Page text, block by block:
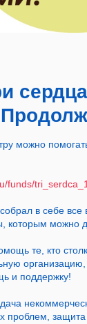
можно
funds/
в себе
которым можно
те, кто
и поддержку!
проблем, защита